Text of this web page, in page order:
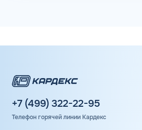
+7 (499) 322-22-95
Телефон горячей линии Кардекс